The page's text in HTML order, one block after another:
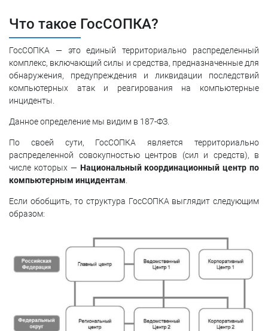
Что такое ГосСОПКА?
ГосСОПКА — это единый территориально распределенный
комплекс, включающий силы и средства, предназначенные для
обнаружения, предупреждения и ликвидации последствий
компьютерных атак и реагирования на компьютерные
инциденты.
Данное определение мы видим в 187-ФЗ.
По своей сути, ГосСОПКА является территориально
распределенной совокупностью центров (сил и средств), в
числе которых — Национальный координационный центр по
компьютерным инцидентам.
Если обобщить, то структура ГосСОПКА выглядит следующим
образом: